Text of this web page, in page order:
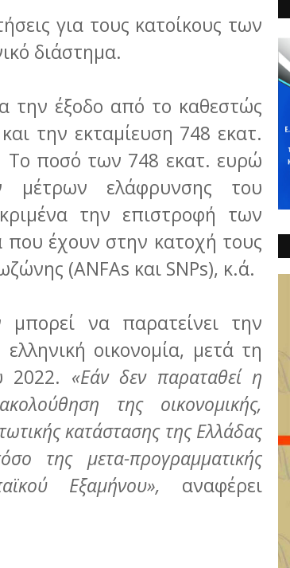
για τους κατοίκους των
διάστημα.
την έξοδο από το καθεστώς
την εκταμίευση 748 εκατ.
Το ποσό των 748 εκατ. ευρώ
ελάφρυνσης του
την επιστροφή των
που έχουν στην κατοχή τους
(ANFAs και SNPs), κ.ά.
μπορεί να παρατείνει την
οικονομία, μετά τη
2022. «Εάν δεν παραταθεί η
της οικονομικής,
κατάστασης της Ελλάδας
της μετα-προγραμματικής
Εξαμήνου», αναφέρει